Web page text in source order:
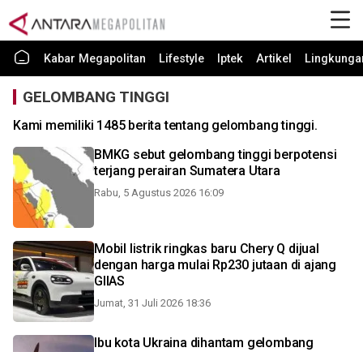
Kabar Megapolitan Lifestyle Iptek Artikel
GELOMBANG TINGGI
Kami memiliki 1485 berita tentang gelombang tinggi.
BMKG sebut gelombang tinggi berpotensi
terjang perairan Sumatera Utara
Rabu, 5 Agustus 2026 16:09
Mobil listrik ringkas baru Chery Q dijual
dengan harga mulai Rp230 jutaan di ajang
GIIAS
Jumat, 31 Juli 2026 18:36
Ibu kota Ukraina dihantam gelombang